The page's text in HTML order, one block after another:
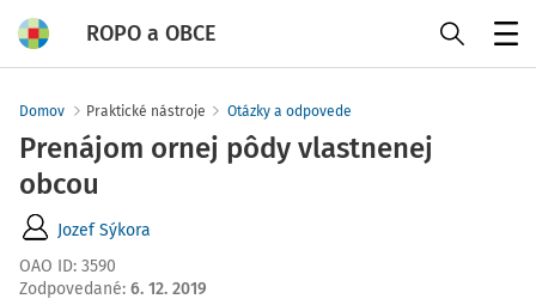
ROPO a OBCE
Domov Praktické nástroje Otázky a odpovede
Prenájom ornej pôdy vlastnenej
obcou
Jozef Sýkora
OAO ID: 3590
Zodpovedané: 6. 12. 2019